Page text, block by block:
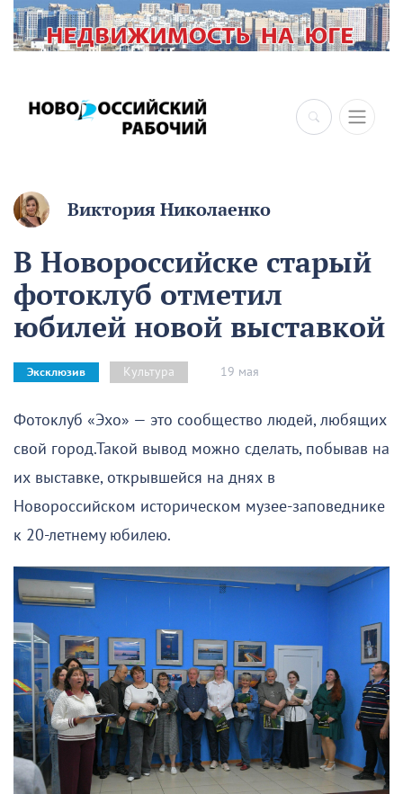
×
Виктория Николаенко
В Новороссийске старый
фотоклуб отметил
юбилей новой выставкой
Эксклюзив Культура 19 мая
Фотоклуб «Эхо» — это сообщество людей, любящих
свой город.Такой вывод можно сделать, побывав на
их выставке, открывшейся на днях в
Новороссийском историческом музее-заповеднике
к 20-летнему юбилею.